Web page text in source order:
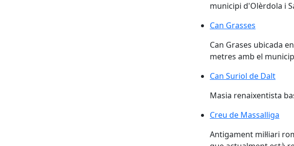
municipi d'Olèrdola i
Can Grasses
Can Grasses
Can Grases ubicada
metres amb el
Can Suriol de Dalt
Can Suriol de Dalt
Masia renaixentista
Creu de Massalliga
Creu de Massalliga
Antigament mil·liari